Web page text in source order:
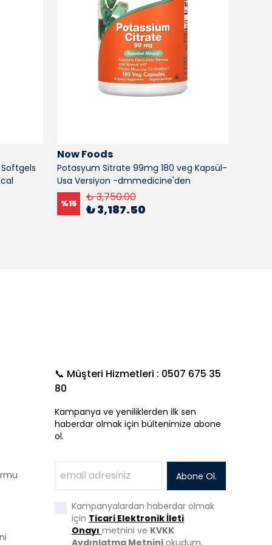
Now Foods
Potasyum Sitrate 99mg 180 veg Kapsül-
Usa Versiyon -dmmedicine'den
%15 ₺ 3,750.00
₺ 3,187.50
📞 Müşteri Hizmetleri : 0507 675 35
80
Kampanya ve yeniliklerden ilk sen
haberdar olmak için bültenimize abone
ol.
Abone Ol.
Kampanyalardan haberdar olmak
için Ticari Elektronik İleti
Onayı metnini ve KVKK
Aydınlatma Metnini okudum,